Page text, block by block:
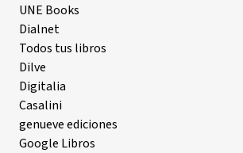
UNE Books
Dialnet
Todos tus libros
Dilve
Digitalia
Casalini
genueve ediciones
Google Libros